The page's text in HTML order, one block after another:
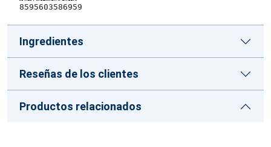
8595603586959
Ingredientes
Reseñas de los clientes
Productos relacionados